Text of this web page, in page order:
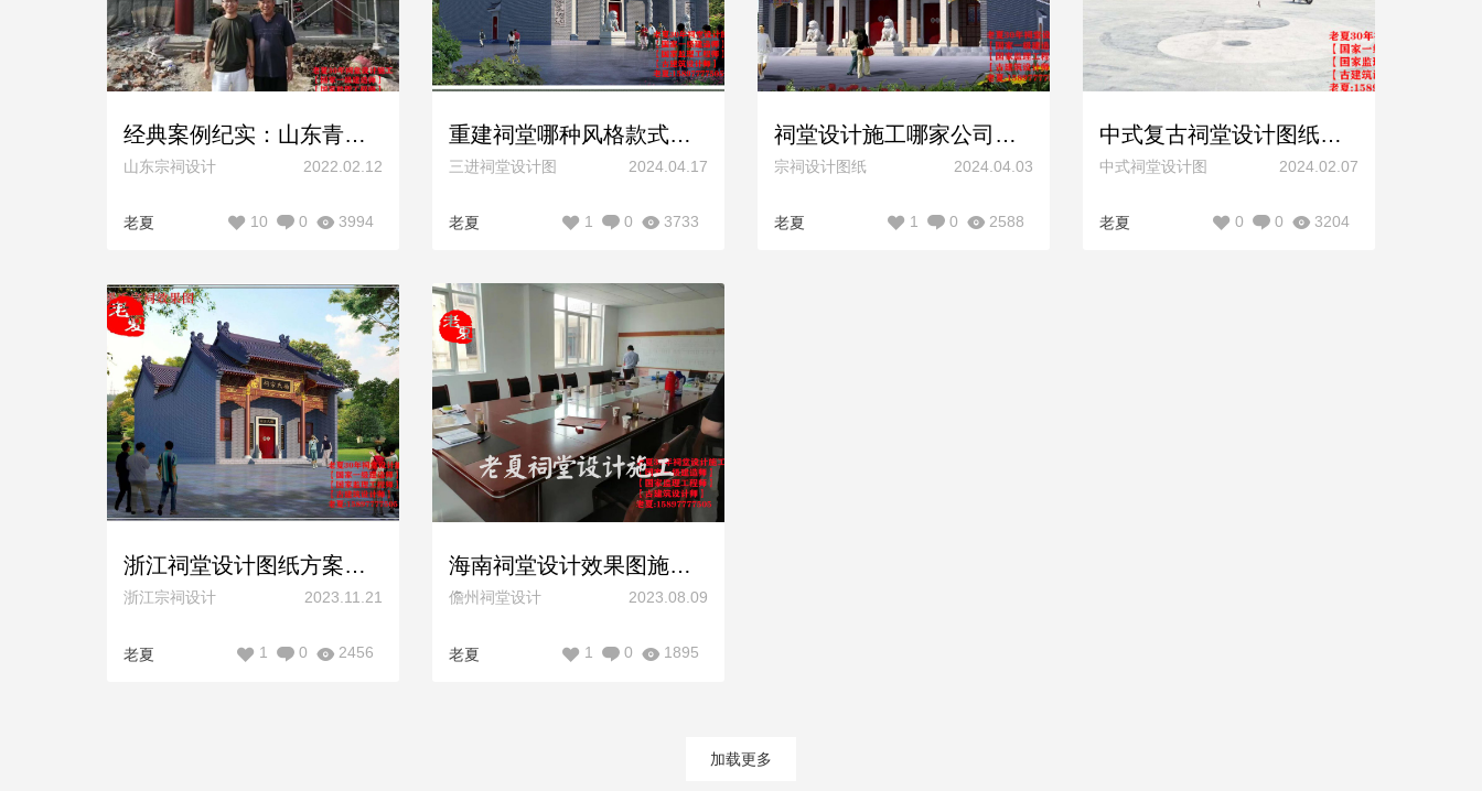
经典案例纪实：山东青岛刘氏宗祠设计施工一体化（刘氏博物馆），仿明清款式，顺利完工！
山东宗祠设计 2022.02.12
老夏 3994
0
10
重建祠堂哪种风格款式好看？两进布局三进布局祠堂设计
三进祠堂设计图 2024.04.17
老夏 3733
0
1
祠堂设计施工哪家公司好？找老夏就对了！
宗祠设计图纸 2024.04.03
老夏 2588
0
1
中式复古祠堂设计图纸方案，现代风格宗祠设计图纸效果图施工图
中式祠堂设计图 2024.02.07
老夏 3204
0
0
浙江祠堂设计图纸方案，浙江文化礼堂设计金华杭州丽水温州宗祠设计效果图施工图
浙江宗祠设计 2023.11.21
老夏 2456
0
1
海南祠堂设计效果图施工图方案，海口儋州宗祠设计图片样式风格
儋州祠堂设计 2023.08.09
老夏 1895
0
1
加载更多